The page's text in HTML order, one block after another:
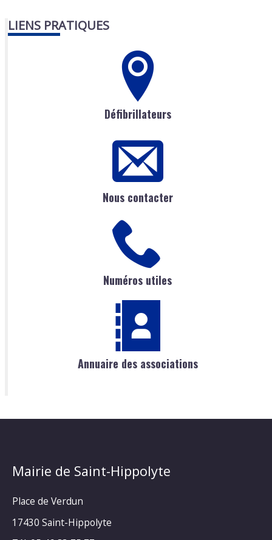
LIENS PRATIQUES
Défibrillateurs
Nous contacter
Numéros utiles
Annuaire des associations
Mairie de Saint-Hippolyte
Place de Verdun
17430 Saint-Hippolyte